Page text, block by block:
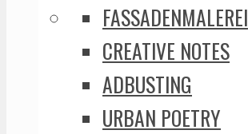
FASSADENMALEREI
CREATIVE NOTES
ADBUSTING
URBAN POETRY